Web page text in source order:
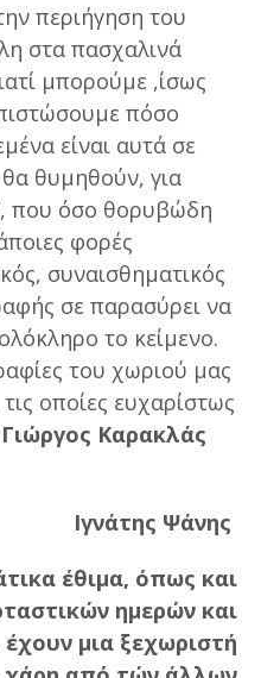
περιήγηση του
στα πασχαλινά
μπορούμε ,ίσως
πόσο
είναι αυτά σε
θυμηθούν, για
που όσο θορυβώδη
φορές
συναισθηματικός
σε παρασύρει να
το κείμενο.
του χωριού μας
οποίες ευχαρίστως
Γιώργος Καρακλάς
Ιγνάτης Ψάνης
έθιμα, όπως και
ημερών και
μια ξεχωριστή